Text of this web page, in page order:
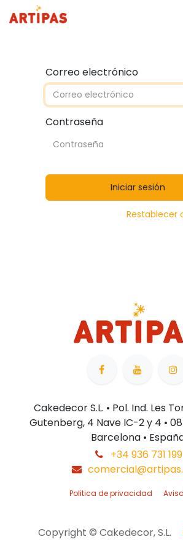
Correo electrónico
Contraseña
Iniciar sesión
Restablecer
Cakedecor S.L. • Pol. Ind. Les
Gutenberg, 4 Nave IC-2 y 4 •
Barcelona •
+34 936 731 199
Politica de privacidad
Copyright © Cakedecor, S.L.